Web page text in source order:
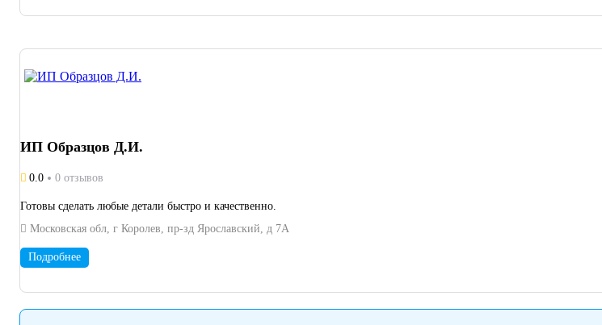
ИП Образцов Д.И.
0.0 0 отзывов
Готовы сделать любые детали быстро и качественно.
Московская обл, г Королев, пр-зд Ярославский, д 7А
Подробнее